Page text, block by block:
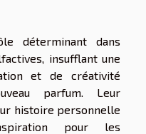
déterminant dans
insufflant une
et de créativité
parfum. Leur
histoire personnelle
pour les